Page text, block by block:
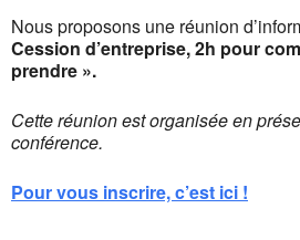
Nous proposons une réunion
Cession d’entreprise, 2h pour
prendre ».
Cette réunion est organisée en
conférence.
Pour vous inscrire, c’est ici !